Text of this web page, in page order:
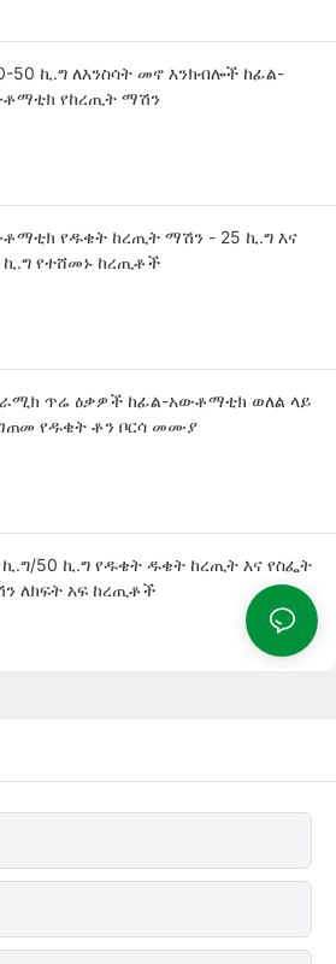
50 ኪ.ግ ለእንስሳት መኖ እንክብሎች ከፊል-
የከረጢት ማሽን
የዱቄት ከረጢት ማሽን - 25 ኪ.ግ እና
ኪ.ግ የተሸመኑ ከረጢቶች
ጥሬ ዕቃዎች ከፊል-አውቶማቲክ ወለል ላይ
የዱቄት ቶን ቦርሳ መሙያ
ኪ.ግ/50 ኪ.ግ የዱቄት ዱቄት ከረጢት እና የስፌት
ለክፍት አፍ ከረጢቶች